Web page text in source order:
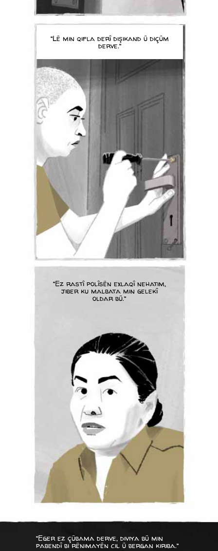
“Lê min qifla derî dişikand û diçûm
derve.”
“Ez rastî polîsên exlaqî nehatim,
jiber ku malbata min gelekî
oldar bû.”
“Eger ez çûbama derve, diviya bû min
pabendî bi rênimayên cil û bergan kiriba.”